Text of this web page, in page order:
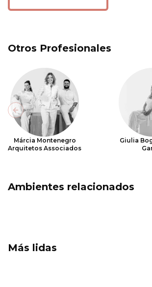
Otros Profesionales
Márcia Montenegro
Arquitetos Associados
Giulia
Previous slide
Ambientes relacionados
Más lidas